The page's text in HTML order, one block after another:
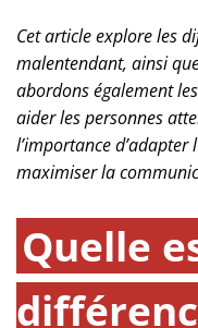
Cet article explore les
malentendant, ainsi
abordons également
aider les personnes
l’importance
maximiser la
Quelle